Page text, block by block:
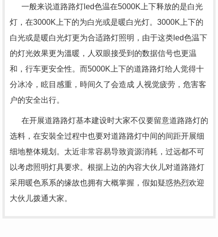
一般来说道路路灯led色温在5000K上下释放的是白光
灯，在3000K上下的为白光或是暖白光灯。3000K上下的
白光或是暖白光灯更为合适路灯照明，由于这类led色温下
的灯光效果更为溫暖，人双眼接受到的数据信号也更温
和，行车更安全性。而5000K上下的道路路灯给人觉得十
分冰冷，眩目感重，時间久了会造成 人视觉疲劳，危害客
户的安全出行。
在开展道路路灯基本建设时大家不仅要留意道路路灯的
选料，在安裝全过程中也要对道路路灯中间的间距开展细
细地整体规划。太近非常容易导致資源消耗，过远都不可
以考虑照明灯具要求。根据上边的內容大伙儿对道路路灯
采用暖色系系的缘故也拥有大概掌握，假如疑惑热烈欢迎
大伙儿拨通大家。